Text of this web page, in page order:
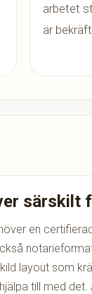
arbetet
är
särskilt
en
layout som
till med det.